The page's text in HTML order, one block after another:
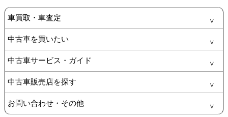
車買取・車査定
中古車を買いたい
中古車サービス・ガイド
中古車販売店を探す
お問い合わせ・その他